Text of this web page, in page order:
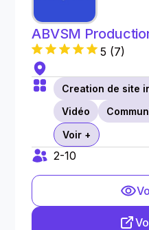
ABVSM
5 (7)
Creation de site
Vidéo
Voir +
2-10